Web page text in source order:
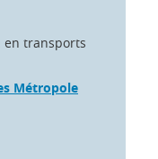
en transports
Métropole